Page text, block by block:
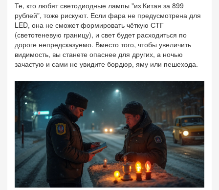
Те, кто любят светодиодные лампы "из Китая за 899
рублей", тоже рискуют. Если фара не предусмотрена для
LED, она не сможет формировать чёткую СТГ
(светотеневую границу), и свет будет расходиться по
дороге непредсказуемо. Вместо того, чтобы увеличить
видимость, вы станете опаснее для других, а ночью
зачастую и сами не увидите бордюр, яму или пешехода.